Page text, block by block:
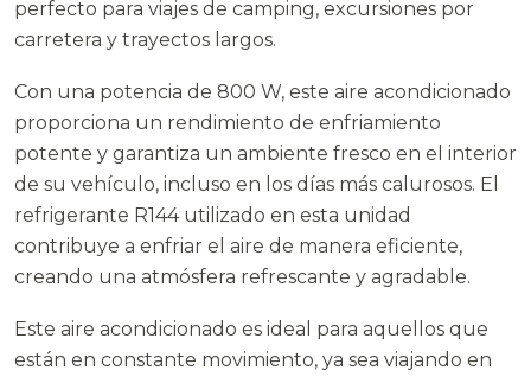
perfecto para viajes de camping, excursiones por
carretera y trayectos largos.
Con una potencia de 800 W, este aire acondicionado
proporciona un rendimiento de enfriamiento
potente y garantiza un ambiente fresco en el interior
de su vehículo, incluso en los días más calurosos. El
refrigerante R144 utilizado en esta unidad
contribuye a enfriar el aire de manera eficiente,
creando una atmósfera refrescante y agradable.
Este aire acondicionado es ideal para aquellos que
están en constante movimiento, ya sea viajando en